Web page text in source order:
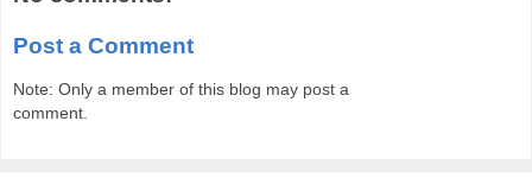
Post a Comment
Note: Only a member of this blog may post a
comment.